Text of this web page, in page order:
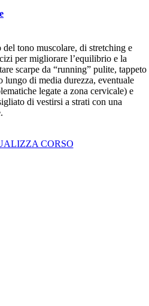
tono muscolare, di stretching e
per migliorare l’equilibrio e la
scarpe da “running” pulite, tappeto
lungo di media durezza, eventuale
legate a zona cervicale) e
di vestirsi a strati con una
CORSO